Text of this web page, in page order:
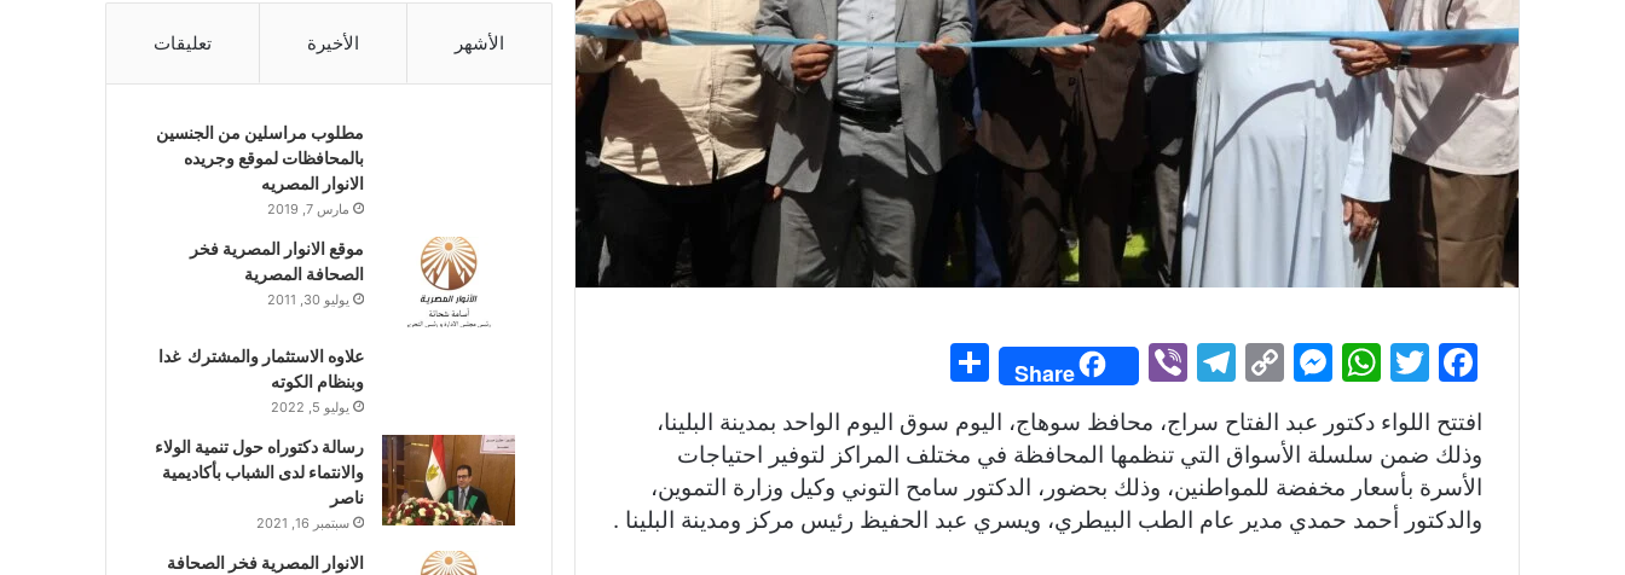
F
a
c
e
b
T
w
itt
er
W
at
s
A
M
e
s
s
e
C
o
p
y
Li
T
el
e
gr
a
Vi
b
er
Share
ar
e
افتتح اللواء دكتور عبد الفتاح سراج، محافظ سوهاج، اليوم سوق اليوم الواحد بمدينة البلينا،
وذلك ضمن سلسلة الأسواق التي تنظمها المحافظة في مختلف المراكز لتوفير احتياجات
الأسرة بأسعار مخفضة للمواطنين، وذلك بحضور، الدكتور سامح التوني وكيل وزارة التموين،
والدكتور أحمد حمدي مدير عام الطب البيطري، ويسري عبد الحفيظ رئيس مركز ومدينة البلينا .
الأشهر الأخيرة تعليقات
مطلوب مراسلين من الجنسين
بالمحافظات لموقع وجريده
الانوار المصريه
مارس 7, 2019
موقع الانوار المصرية فخر
الصحافة المصرية
يوليو 30, 2011
علاوه الاستثمار والمشترك غدا
وبنظام الكوته
يوليو 5, 2022
رسالة دكتوراه حول تنمية الولاء
والانتماء لدى الشباب بأكاديمية
ناصر
سبتمبر 16, 2021
الانوار المصرية فخر الصحافة